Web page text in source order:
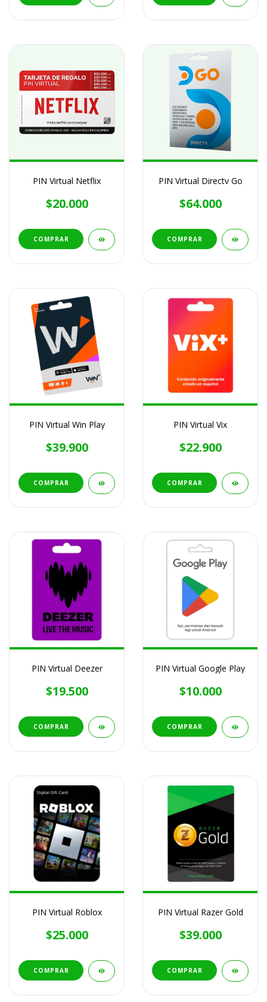
PIN Virtual Netflix
$20.000
COMPRAR
PIN Virtual Directv Go
$64.000
COMPRAR
PIN Virtual Win Play
$39.900
COMPRAR
PIN Virtual Vix
$22.900
COMPRAR
PIN Virtual Deezer
$19.500
COMPRAR
PIN Virtual Google Play
$10.000
COMPRAR
PIN Virtual Roblox
$25.000
COMPRAR
PIN Virtual Razer Gold
$39.000
COMPRAR